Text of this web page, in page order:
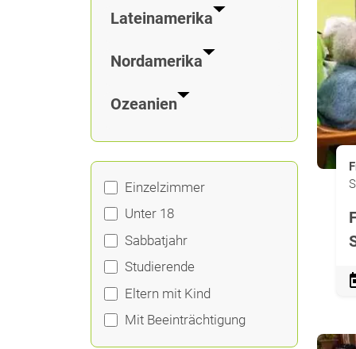
Lateinamerika
Nordamerika
Ozeanien
Einzelzimmer
Unter 18
Sabbatjahr
Studierende
Eltern mit Kind
Mit Beeinträchtigung